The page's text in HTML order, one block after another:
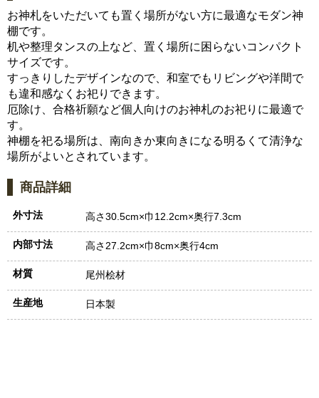
お神札をいただいても置く場所がない方に最適なモダン神
棚です。
机や整理タンスの上など、置く場所に困らないコンパクト
サイズです。
すっきりしたデザインなので、和室でもリビングや洋間で
も違和感なくお祀りできます。
厄除け、合格祈願など個人向けのお神札のお祀りに最適で
す。
神棚を祀る場所は、南向きか東向きになる明るくて清浄な
場所がよいとされています。
商品詳細
外寸法 高さ30.5cm×巾12.2cm×奥行7.3cm
内部寸法 高さ27.2cm×巾8cm×奥行4cm
材質 尾州桧材
生産地 日本製